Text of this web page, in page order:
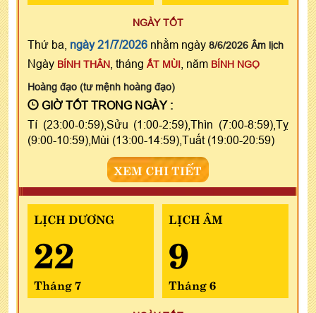
NGÀY TỐT
Thứ ba, ngày 21/7/2026 nhằm ngày 8/6/2026 Âm lịch
Ngày BÍNH THÂN , tháng ẤT MÙI , năm BÍNH NGỌ
Hoàng đạo (tư mệnh hoàng đạo)
GIỜ TỐT TRONG NGÀY :
Tí (23:00-0:59),Sửu (1:00-2:59),Thìn (7:00-8:59),Tỵ
(9:00-10:59),Mùi (13:00-14:59),Tuất (19:00-20:59)
XEM CHI TIẾT
LỊCH DƯƠNG
22
Tháng 7
LỊCH ÂM
9
Tháng 6